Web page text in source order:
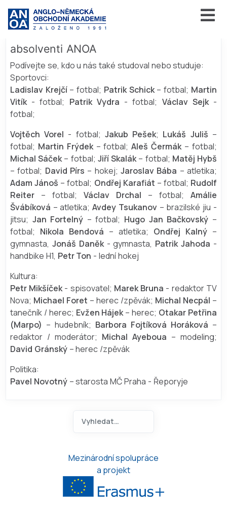
Mezinárodní spolupráce
a projekt
absolventi ANOA
Podívejte se, kdo u nás také studoval nebo studuje:
Sportovci:
Ladislav Krejčí– fotbal; Patrik Schick– fotbal; Martin
Vitík- fotbal; Patrik Vydra - fotbal; Václav Sejk-
fotbal;
Vojtěch Vorel - fotbal; Jakub Pešek; Lukáš Juliš –
fotbal; Martin Frýdek– fotbal;Aleš Čermák– fotbal;
Michal Sáček– fotbal; Jiří Skalák– fotbal; Matěj Hybš
– fotbal; David Pírs – hokej; Jaroslav Bába – atletika;
Adam Jánoš – fotbal; Ondřej Karafiát – fotbal; Rudolf
Reiter – fotbal; Václav Drchal – fotbal; Amálie
Švábíková – atletika; Avdey Tsukanov – brazilské jiu -
jitsu; Jan Fortelný – fotbal; Hugo Jan Bačkovský –
fotbal; Nikola Bendová – atletika; Ondřej Kalný–
gymnasta, Jonáš Daněk- gymnasta, Patrik Jahoda -
handbike H1, Petr Ton - lední hokej
Kultura:
Petr Mikšíček- spisovatel; Marek Bruna - redaktor TV
Nova; Michael Foret – herec /zpěvák; Michal Necpál –
tanečník / herec; Evžen Hájek– herec; Otakar Petřina
(Marpo) – hudebník; Barbora Fojtíková Horáková –
redaktor / moderátor; Michal Ayeboua – modeling;
David Gránský– herec /zpěvák
Politika:
Pavel Novotný– starosta MČ Praha - Řeporyje